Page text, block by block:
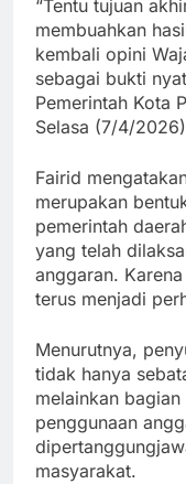
“Tentu tujuan
membuahkan
kembali opini
sebagai bukti
Pemerintah Kota
Selasa (7/4/
Fairid
merupakan
pemerintah
yang telah
anggaran.
terus menjadi
Menurutnya,
tidak hanya
melainkan
penggunaan
masyarakat.